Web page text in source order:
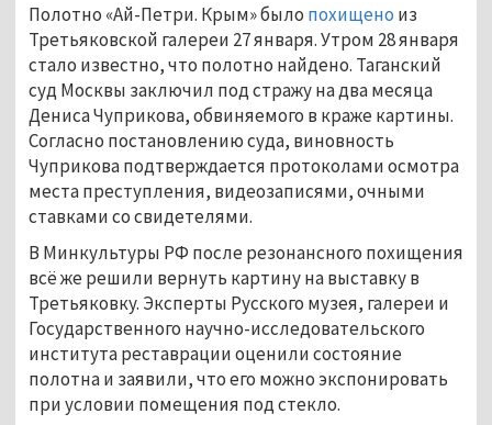
Полотно «Ай-Петри. Крым» было похищено из
Третьяковской галереи 27 января. Утром 28 января
стало известно, что полотно найдено. Таганский
суд Москвы заключил под стражу на два месяца
Дениса Чуприкова, обвиняемого в краже картины.
Согласно постановлению суда, виновность
Чуприкова подтверждается протоколами осмотра
места преступления, видеозаписями, очными
ставками со свидетелями.
В Минкультуры РФ после резонансного похищения
всё же решили вернуть картину на выставку в
Третьяковку. Эксперты Русского музея, галереи и
Государственного научно-исследовательского
института реставрации оценили состояние
полотна и заявили, что его можно экспонировать
при условии помещения под стекло.